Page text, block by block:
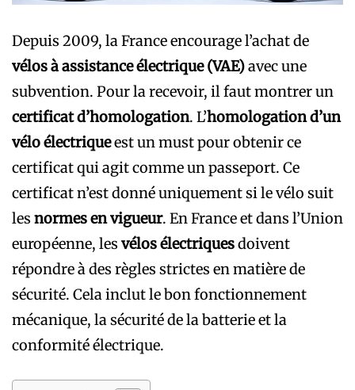
Depuis 2009, la France encourage l’achat de
vélos à assistance électrique (VAE)avec une
subvention. Pour la recevoir, il faut montrer un
certificat d’homologation. L’homologation d’un
vélo électriqueest un must pour obtenir ce
certificat qui agit comme un passeport. Ce
certificat n’est donné uniquement si le vélo suit
les normes en vigueur. En France et dans l’Union
européenne, les vélos électriquesdoivent
répondre à des règles strictes en matière de
sécurité. Cela inclut le bon fonctionnement
mécanique, la sécurité de la batterie et la
conformité électrique.